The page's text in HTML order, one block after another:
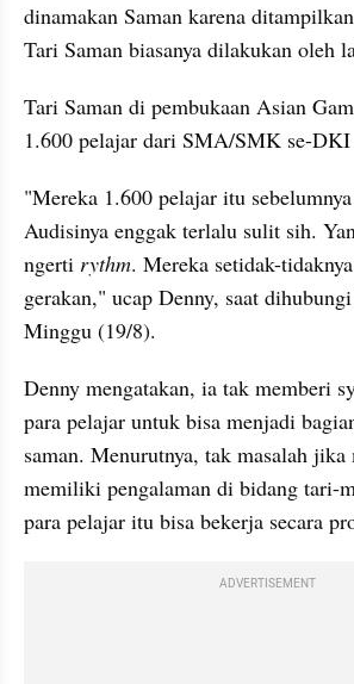
dinamakan Saman karena
Tari Saman biasanya dilakukan oleh
Tari Saman di pembukaan Asian
1.600 pelajar dari SMA/SMK se-DKI
"Mereka 1.600 pelajar itu
Audisinya enggak terlalu sulit sih.
ngerti rythm. Mereka setidak-
gerakan," ucap Denny, saat dihubungi
Minggu (19/8).
Denny mengatakan, ia tak memberi
para pelajar untuk bisa menjadi
saman. Menurutnya, tak masalah jika
memiliki pengalaman di bidang tari-
para pelajar itu bisa bekerja secara
ADVERTISEMENT